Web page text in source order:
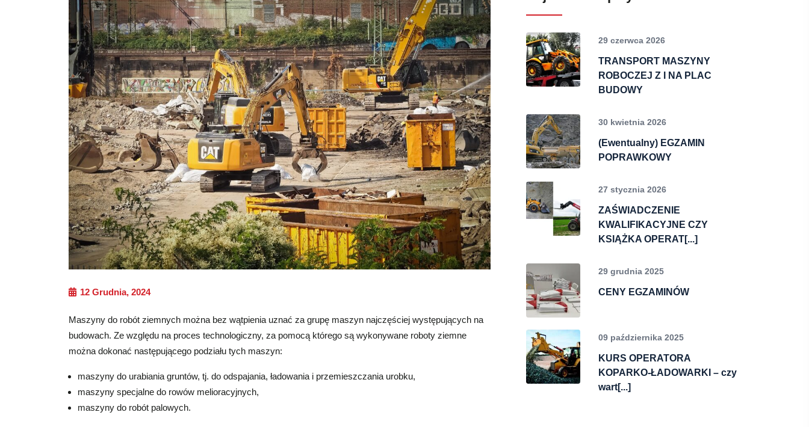
12 Grudnia, 2024
Maszyny do robót ziemnych można bez wątpienia uznać za grupę maszyn najczęściej występujących na
budowach. Ze względu na proces technologiczny, za pomocą którego są wykonywane roboty ziemne
można dokonać następującego podziału tych maszyn:
maszyny do urabiania gruntów, tj. do odspajania, ładowania i przemieszczania urobku,
maszyny specjalne do rowów melioracyjnych,
maszyny do robót palowych.
29 czerwca 2026
TRANSPORT MASZYNY
ROBOCZEJ Z I NA PLAC
BUDOWY
30 kwietnia 2026
(Ewentualny) EGZAMIN
POPRAWKOWY
27 stycznia 2026
ZAŚWIADCZENIE
KWALIFIKACYJNE CZY
KSIĄŻKA OPERAT[...]
29 grudnia 2025
CENY EGZAMINÓW
09 października 2025
KURS OPERATORA
KOPARKO-ŁADOWARKI – czy
wart[...]